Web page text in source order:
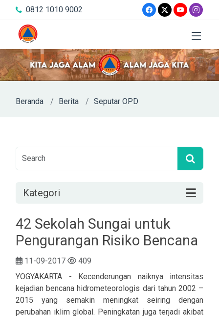
0812 1010 9002
Beranda Berita Seputar OPD
Kategori
42 Sekolah Sungai untuk
Pengurangan Risiko Bencana
11-09-2017
409
YOGYAKARTA - Kecenderungan naiknya intensitas
kejadian bencana hidrometeorologis dari tahun 2002 –
2015 yang semakin meningkat seiring dengan
perubahan iklim global. Peningkatan juga terjadi akibat